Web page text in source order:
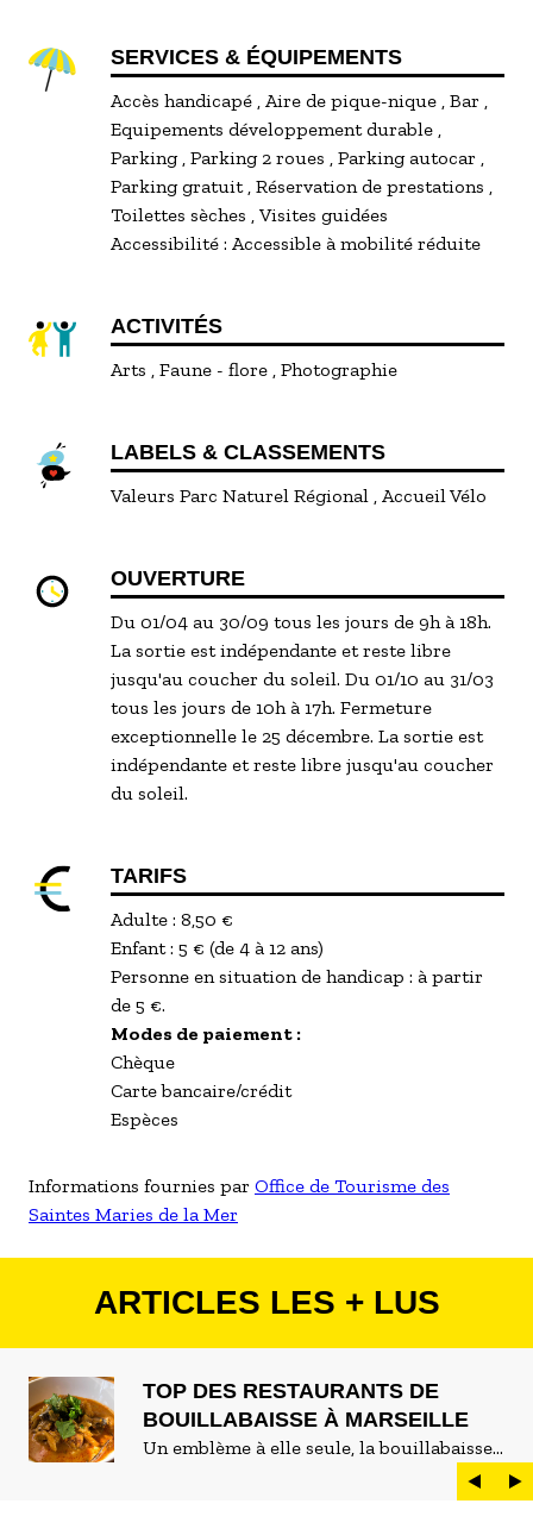
SERVICES & ÉQUIPEMENTS
Accès handicapé Aire de pique-nique Bar
Equipements développement durable
Parking Parking 2 roues
Parking autocar
Parking gratuit Réservation de prestations
Toilettes sèches
Visites guidées
Accessibilité : Accessible à mobilité réduite
ACTIVITÉS
Arts Faune - flore Photographie
LABELS & CLASSEMENTS
Valeurs Parc Naturel Régional Accueil Vélo
OUVERTURE
Du 01/04 au 30/09 tous les jours de 9h à 18h.
La sortie est indépendante et reste libre
jusqu'au coucher du soleil. Du 01/10 au 31/03
tous les jours de 10h à 17h. Fermeture
exceptionnelle le 25 décembre. La sortie est
indépendante et reste libre jusqu'au coucher
du soleil.
TARIFS
Adulte : 8,50 €
Enfant : 5 € (de 4 à 12 ans)
Personne en situation de handicap : à partir
de 5 €.
Modes de paiement :
Chèque
Carte bancaire/crédit
Espèces
Informations fournies par Office de Tourisme des
Saintes Maries de la Mer
ARTICLES LES + LUS
TOP DES RESTAURANTS DE
BOUILLABAISSE À MARSEILLE
Un emblème à elle seule, la bouillabaisse
est LE plat marseillais par excellence. On
peut d'ailleurs vite être submergé·e par la